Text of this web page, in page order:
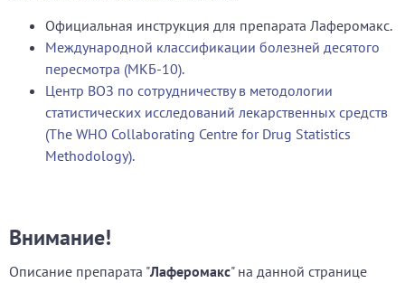
Официальная инструкция для препарата Лаферомакс.
Международной классификации болезней десятого
пересмотра (МКБ-10).
Центр ВОЗ по сотрудничеству в методологии
статистических исследований лекарственных средств
(The WHO Collaborating Centre for Drug Statistics
Methodology).
Внимание!
Описание препарата "Лаферомакс" на данной странице